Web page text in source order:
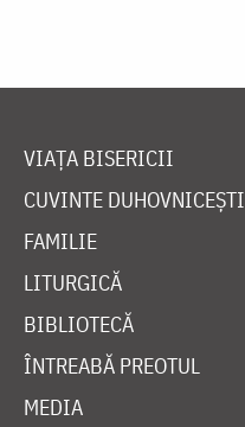
VIAȚA BISERICII
CUVINTE DUHOVNICEȘTI
FAMILIE
LITURGICĂ
BIBLIOTECĂ
ÎNTREABĂ PREOTUL
MEDIA